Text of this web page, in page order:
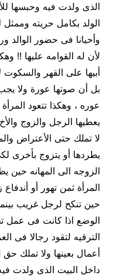
الذى ولدت فيه وحبسها
الولد بكامل حريته
وأحيانا فى حضور الوالد
لأن له القوامه عليها !!
أبيها على القهر والسكوت
بل أن صوتها عورة ولا
عوره ، وهكذا تتعود
يعطيها الرجل والزوج
لا تملك حتى الأعتراض
يطردها أو يتزوج بأخرى
الزوجه الى المهانه حين
المرأة ثمن تهور أو
حين تنكح لرجل غريب
الوضع اذا كانت فى عمل
الترقيه لتقود رجالا فى
أعمال بعينها ولا تملك
داخل البيت الذى ولدت